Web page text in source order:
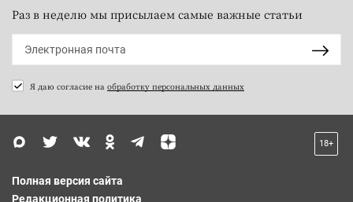
Раз в неделю мы присылаем самые важные статьи
Я даю согласие на обработку персональных данных
18+
Полная версия сайта
Редакционная политика